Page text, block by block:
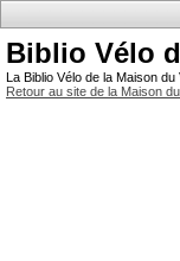
Biblio Vélo
La Biblio Vélo de la Maison
Retour au site de la Maison